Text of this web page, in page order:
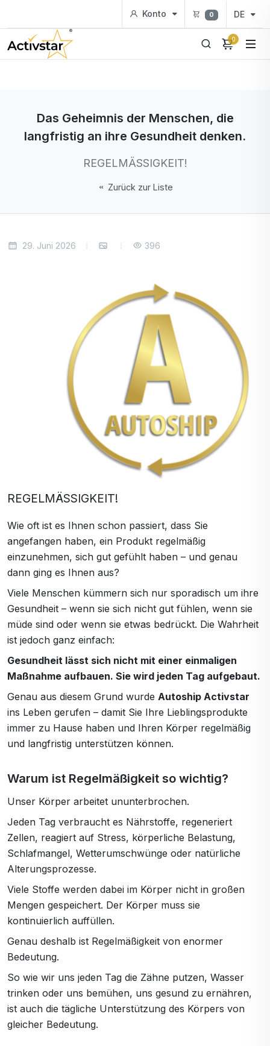
Konto 0 DE
0
Das Geheimnis der Menschen, die
langfristig an ihre Gesundheit denken.
REGELMÄSSIGKEIT!
Zurück zur Liste
29. Juni 2026 396
REGELMÄSSIGKEIT!
Wie oft ist es Ihnen schon passiert, dass Sie
angefangen haben, ein Produkt regelmäßig
einzunehmen, sich gut gefühlt haben – und genau
dann ging es Ihnen aus?
Viele Menschen kümmern sich nur sporadisch um ihre
Gesundheit – wenn sie sich nicht gut fühlen, wenn sie
müde sind oder wenn sie etwas bedrückt. Die Wahrheit
ist jedoch ganz einfach:
Gesundheit lässt sich nicht mit einer einmaligen
Maßnahme aufbauen. Sie wird jeden Tag aufgebaut.
Genau aus diesem Grund wurde Autoship Activstar
ins Leben gerufen – damit Sie Ihre Lieblingsprodukte
immer zu Hause haben und Ihren Körper regelmäßig
und langfristig unterstützen können.
Warum ist Regelmäßigkeit so wichtig?
Unser Körper arbeitet ununterbrochen.
Jeden Tag verbraucht es Nährstoffe, regeneriert
Zellen, reagiert auf Stress, körperliche Belastung,
Schlafmangel, Wetterumschwünge oder natürliche
Alterungsprozesse.
Viele Stoffe werden dabei im Körper nicht in großen
Mengen gespeichert. Der Körper muss sie
kontinuierlich auffüllen.
Genau deshalb ist Regelmäßigkeit von enormer
Bedeutung.
So wie wir uns jeden Tag die Zähne putzen, Wasser
trinken oder uns bemühen, uns gesund zu ernähren,
ist auch die tägliche Unterstützung des Körpers von
gleicher Bedeutung.